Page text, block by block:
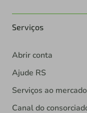
Serviços
Abrir conta
Ajude RS
Serviços ao
Canal do